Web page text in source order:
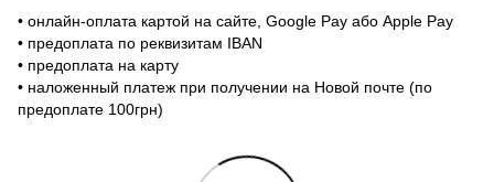
• онлайн-оплата картой на сайте, Google Pay або Apple Pay
• предоплата по реквизитам IBAN
• предоплата на карту
• наложенный платеж при получении на Новой почте (по
предоплате 100грн)